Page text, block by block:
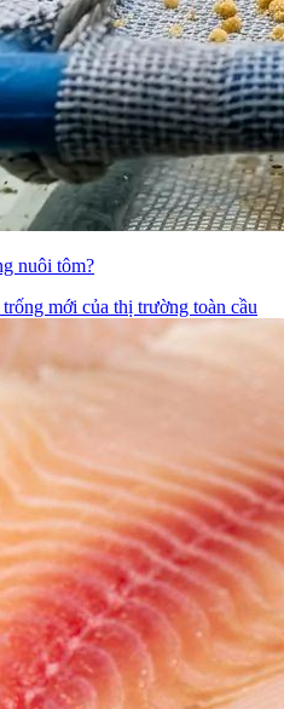
nuôi tôm?
mới của thị trường toàn cầu